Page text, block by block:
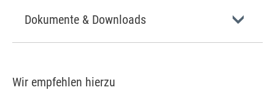
Dokumente & Downloads
Wir empfehlen hierzu